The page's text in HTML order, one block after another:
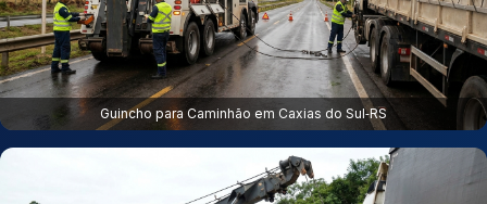
Guincho para Caminhão em Caxias do Sul‑RS